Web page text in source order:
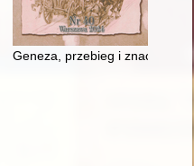
Geneza, przebieg i znaczenie